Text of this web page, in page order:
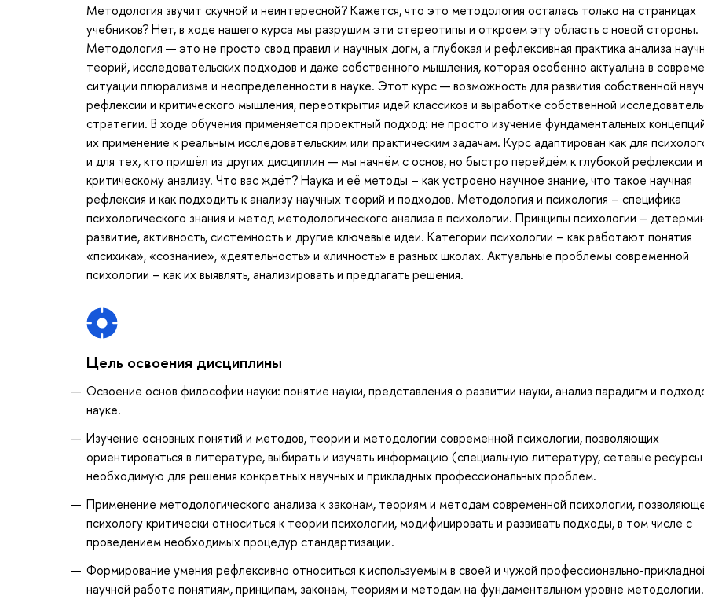
Методология звучит скучной и неинтересной? Кажется, что это методология осталась только на страницах
учебников? Нет, в ходе нашего курса мы разрушим эти стереотипы и откроем эту область с новой стороны.
Методология — это не просто свод правил и научных догм, а глубокая и рефлексивная практика анализа
теорий, исследовательских подходов и даже собственного мышления, которая особенно актуальна в
ситуации плюрализма и неопределенности в науке. Этот курс — возможность для развития собственной
рефлексии и критического мышления, переоткрытия идей классиков и выработке собственной
стратегии. В ходе обучения применяется проектный подход: не просто изучение фундаментальных
их применение к реальным исследовательским или практическим задачам. Курс адаптирован как для
и для тех, кто пришёл из других дисциплин — мы начнём с основ, но быстро перейдём к глубокой рефлексии и
критическому анализу. Что вас ждёт? Наука и её методы – как устроено научное знание, что такое научная
рефлексия и как подходить к анализу научных теорий и подходов. Методология и психология – специфика
психологического знания и метод методологического анализа в психологии. Принципы психологии –
развитие, активность, системность и другие ключевые идеи. Категории психологии – как работают понятия
«психика», «сознание», «деятельность» и «личность» в разных школах. Актуальные проблемы современной
психологии – как их выявлять, анализировать и предлагать решения.
Цель освоения дисциплины
Освоение основ философии науки: понятие науки, представления о развитии науки, анализ парадигм и
науке.
Изучение основных понятий и методов, теории и методологии современной психологии, позволяющих
ориентироваться в литературе, выбирать и изучать информацию (специальную литературу, сетевые
необходимую для решения конкретных научных и прикладных профессиональных проблем.
Применение методологического анализа к законам, теориям и методам современной психологии,
психологу критически относиться к теории психологии, модифицировать и развивать подходы, в том числе с
проведением необходимых процедур стандартизации.
Формирование умения рефлексивно относиться к используемым в своей и чужой профессионально-
научной работе понятиям, принципам, законам, теориям и методам на фундаментальном уровне методологии.